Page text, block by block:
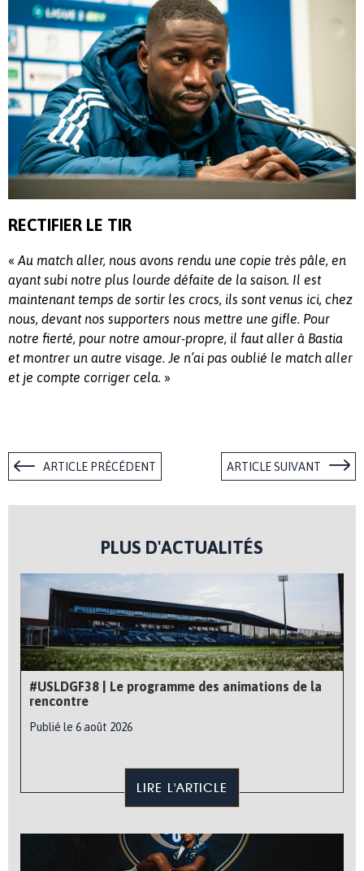
RECTIFIER LE TIR
« Au match aller, nous avons rendu une copie très pâle, en
ayant subi notre plus lourde défaite de la saison. Il est
maintenant temps de sortir les crocs, ils sont venus ici, chez
nous, devant nos supporters nous mettre une gifle. Pour
notre fierté, pour notre amour-propre, il faut aller à Bastia
et montrer un autre visage. Je n’ai pas oublié le match aller
et je compte corriger cela. »
ARTICLE PRÉCÉDENT ARTICLE SUIVANT
PLUS D'ACTUALITÉS
#USLDGF38 | Le programme des animations de la
rencontre
Publié le 6 août 2026
LIRE L'ARTICLE